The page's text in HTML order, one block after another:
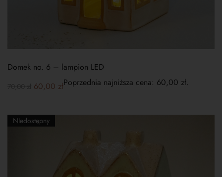
Domek no. 6 – lampion LED
60,00 złPoprzednia najniższa cena: 60,00 zł.
NIedostępny